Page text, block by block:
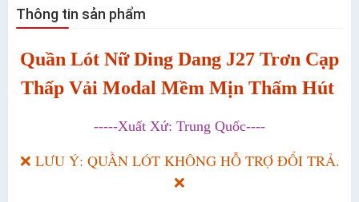
Thông tin sản phẩm
Quần Lót Nữ Ding Dang J27 Trơn Cạp
Thấp Vải Modal Mềm Mịn Thấm Hút
-----Xuất Xứ: Trung Quốc----
❌ LƯU Ý: QUẦN LÓT KHÔNG HỖ TRỢ ĐỔI TRẢ.
❌